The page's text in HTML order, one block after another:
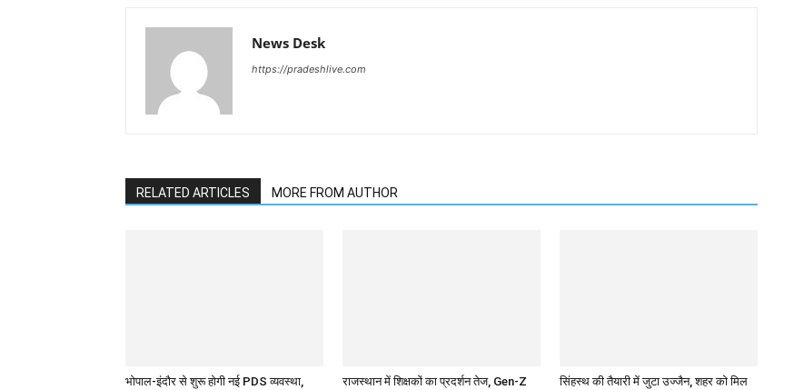
News Desk
https://pradeshlive.com
RELATED ARTICLES MORE FROM AUTHOR
भोपाल-इंदौर से शुरू होगी नई PDS व्यवस्था,
राजस्थान में शिक्षकों का प्रदर्शन तेज, Gen-Z
सिंहस्थ की तैयारी में जुटा उज्जैन, शहर को मिल